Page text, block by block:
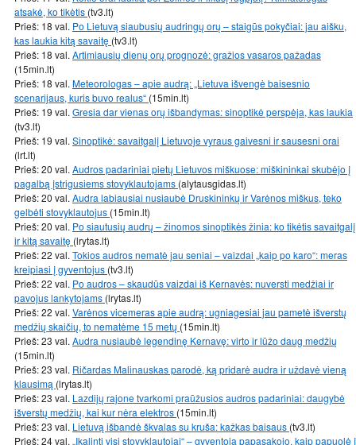
atsakė, ko tikėtis (tv3.lt)
Prieš: 18 val. Po Lietuvą siaubusių audringų orų – staigūs pokyčiai: jau aišku,
kas laukia kitą savaitę (tv3.lt)
Prieš: 18 val. Artimiausių dienų orų prognozė: gražios vasaros pažadas
(15min.lt)
Prieš: 18 val. Meteorologas – apie audrą: „Lietuva išvengė baisesnio
scenarijaus, kuris buvo realus“ (15min.lt)
Prieš: 19 val. Gresia dar vienas orų išbandymas: sinoptikė perspėja, kas laukia
(tv3.lt)
Prieš: 19 val. Sinoptikė: savaitgalį Lietuvoje vyraus gaivesni ir sausesni orai
(lrt.lt)
Prieš: 20 val. Audros padariniai pietų Lietuvos miškuose: miškininkai skubėjo į
pagalbą įstrigusiems stovyklautojams (alytausgidas.lt)
Prieš: 20 val. Audra labiausiai nusiaubė Druskininkų ir Varėnos miškus, teko
gelbėti stovyklautojus (15min.lt)
Prieš: 20 val. Po siautusių audrų – žinomos sinoptikės žinia: ko tikėtis savaitgalį
ir kitą savaitę (lrytas.lt)
Prieš: 22 val. Tokios audros nematė jau seniai – vaizdai „kaip po karo“: meras
kreipiasi į gyventojus (tv3.lt)
Prieš: 22 val. Po audros – skaudūs vaizdai iš Kernavės: nuversti medžiai ir
pavojus lankytojams (lrytas.lt)
Prieš: 22 val. Varėnos vicemeras apie audrą: ugniagesiai jau pametė išverstų
medžių skaičių, to nematėme 15 metų (15min.lt)
Prieš: 23 val. Audra nusiaubė legendinę Kernavę: virto ir lūžo daug medžių
(15min.lt)
Prieš: 23 val. Ričardas Malinauskas parodė, ką pridarė audra ir uždavė vieną
klausimą (lrytas.lt)
Prieš: 23 val. Lazdijų rajone tvarkomi praūžusios audros padariniai: daugybė
išverstų medžių, kai kur nėra elektros (15min.lt)
Prieš: 23 val. Lietuvą išbandė škvalas su kruša: kažkas baisaus (tv3.lt)
Prieš: 24 val. „Įkalinti visi stovyklautojai“ – gyventoja papasakojo, kaip papuolė į